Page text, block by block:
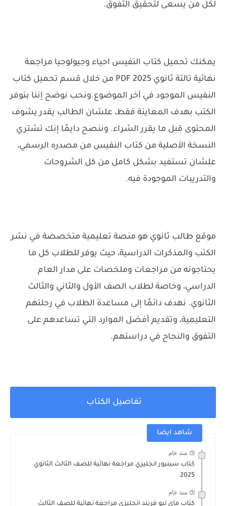
لكل من يسعى لتحقيق التفوق.
يمكنك تحميل كتاب النفيس احياء وجيولوجيا مراجعة
نهائية تالتة ثانوي 2025 PDF من خلال قسم تحميل كتاب
النفيس الموجود في آخر الموضوع.ونحب نوضح إننا بنوفر
الكتب بهدف المعاينة فقط، علشان الطالب يقدر يشوف
المحتوى قبل ما يقرر الشراء. وننصح دايمًا إنك تشتري
النسخة الأصلية من كتاب النفيس من مصدره الرسمي،
علشان تستفيد بشكل كامل من كل الشروحات
والتدريبات الموجودة فيه.
موقع طالب ثانوي هو منصة تعليمية متخصصة في نشر
الكتب والمذكرات الدراسية، حيث يوفر للطلاب كل ما
يحتاجونه من مراجعات وملخصات على مدار العام
الدراسي، وخاصة لطلاب الصف الأول والثاني والثالث
الثانوي. نهدف دائمًا إلى مساعدة الطلاب في رحلتهم
التعليمية، وتقديم أفضل الموارد التي تساعدهم على
التفوق والنجاح في دراستهم.
تفاصيل الكتاب
شاهد ايضا
منذ عام
كتاب سينيور انجليزي مراجعة نهائية للصف الثالث الثانوي
2025
منذ عام
كتاب ماي نيو فريند انجليزي مراجعة نهائية للصف الثالث